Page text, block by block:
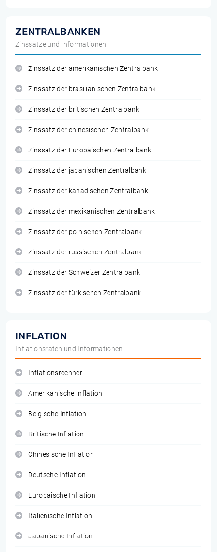
ZENTRALBANKEN
Zinssätze und Informationen
Zinssatz der amerikanischen Zentralbank
Zinssatz der brasilianischen Zentralbank
Zinssatz der britischen Zentralbank
Zinssatz der chinesischen Zentralbank
Zinssatz der Europäischen Zentralbank
Zinssatz der japanischen Zentralbank
Zinssatz der kanadischen Zentralbank
Zinssatz der mexikanischen Zentralbank
Zinssatz der polnischen Zentralbank
Zinssatz der russischen Zentralbank
Zinssatz der Schweizer Zentralbank
Zinssatz der türkischen Zentralbank
INFLATION
Inflationsraten und Informationen
Inflationsrechner
Amerikanische Inflation
Belgische Inflation
Britische Inflation
Chinesische Inflation
Deutsche Inflation
Europäische Inflation
Italienische Inflation
Japanische Inflation